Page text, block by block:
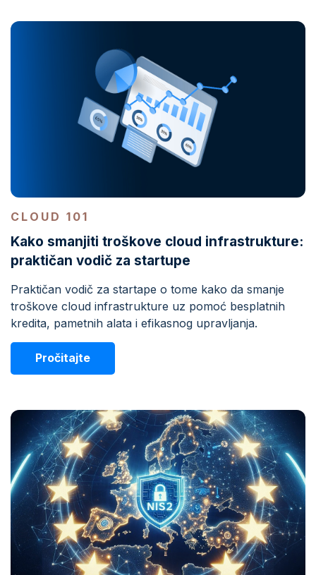
CLOUD 101
Kako smanjiti troškove cloud infrastrukture:
praktičan vodič za startupe
Praktičan vodič za startape o tome kako da smanje
troškove cloud infrastrukture uz pomoć besplatnih
kredita, pametnih alata i efikasnog upravljanja.
Pročitajte